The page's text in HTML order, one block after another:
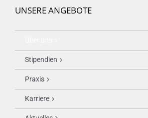
UNSERE ANGEBOTE
Stipendien
Praxis
Karriere